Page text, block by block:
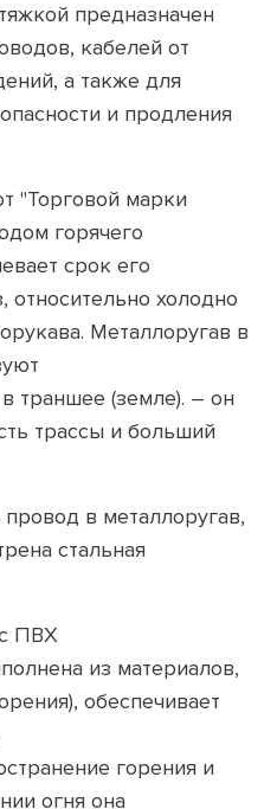
предназначен
кабелей от
а также для
и продления
"Торговой марки
горячего
срок его
относительно холодно
Металлоругав в
траншее (земле). – он
трассы и больший
в металлоругав,
стальная
ПВХ
из материалов,
обеспечивает
горения и
огня она